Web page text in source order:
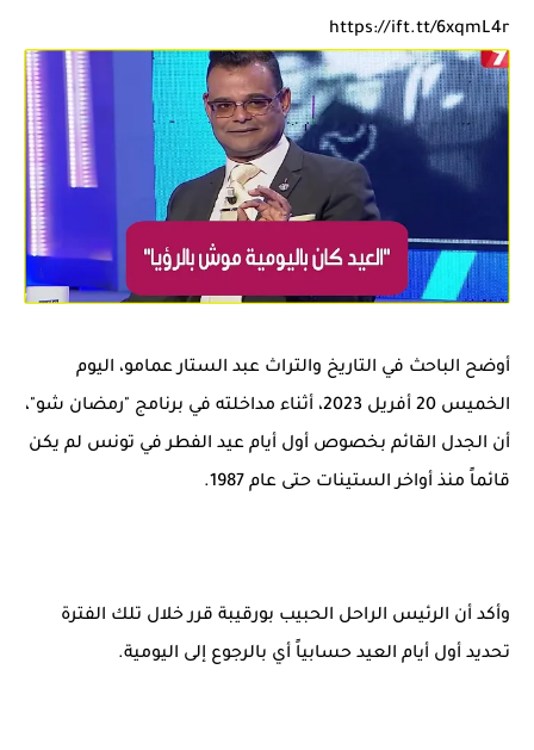
https://ift.tt/6xqmL4r
أوضح الباحث في التاريخ والتراث عبد الستار عمامو، اليوم
الخميس 20 أفريل 2023، أثناء مداخلته في برنامج "رمضان شو"،
أن الجدل القائم بخصوص أول أيام عيد الفطر في تونس لم يكن
قائماً منذ أواخر الستينات حتى عام 1987.
وأكد أن الرئيس الراحل الحبيب بورقيبة قرر خلال تلك الفترة
تحديد أول أيام العيد حسابياً أي بالرجوع إلى اليومية.